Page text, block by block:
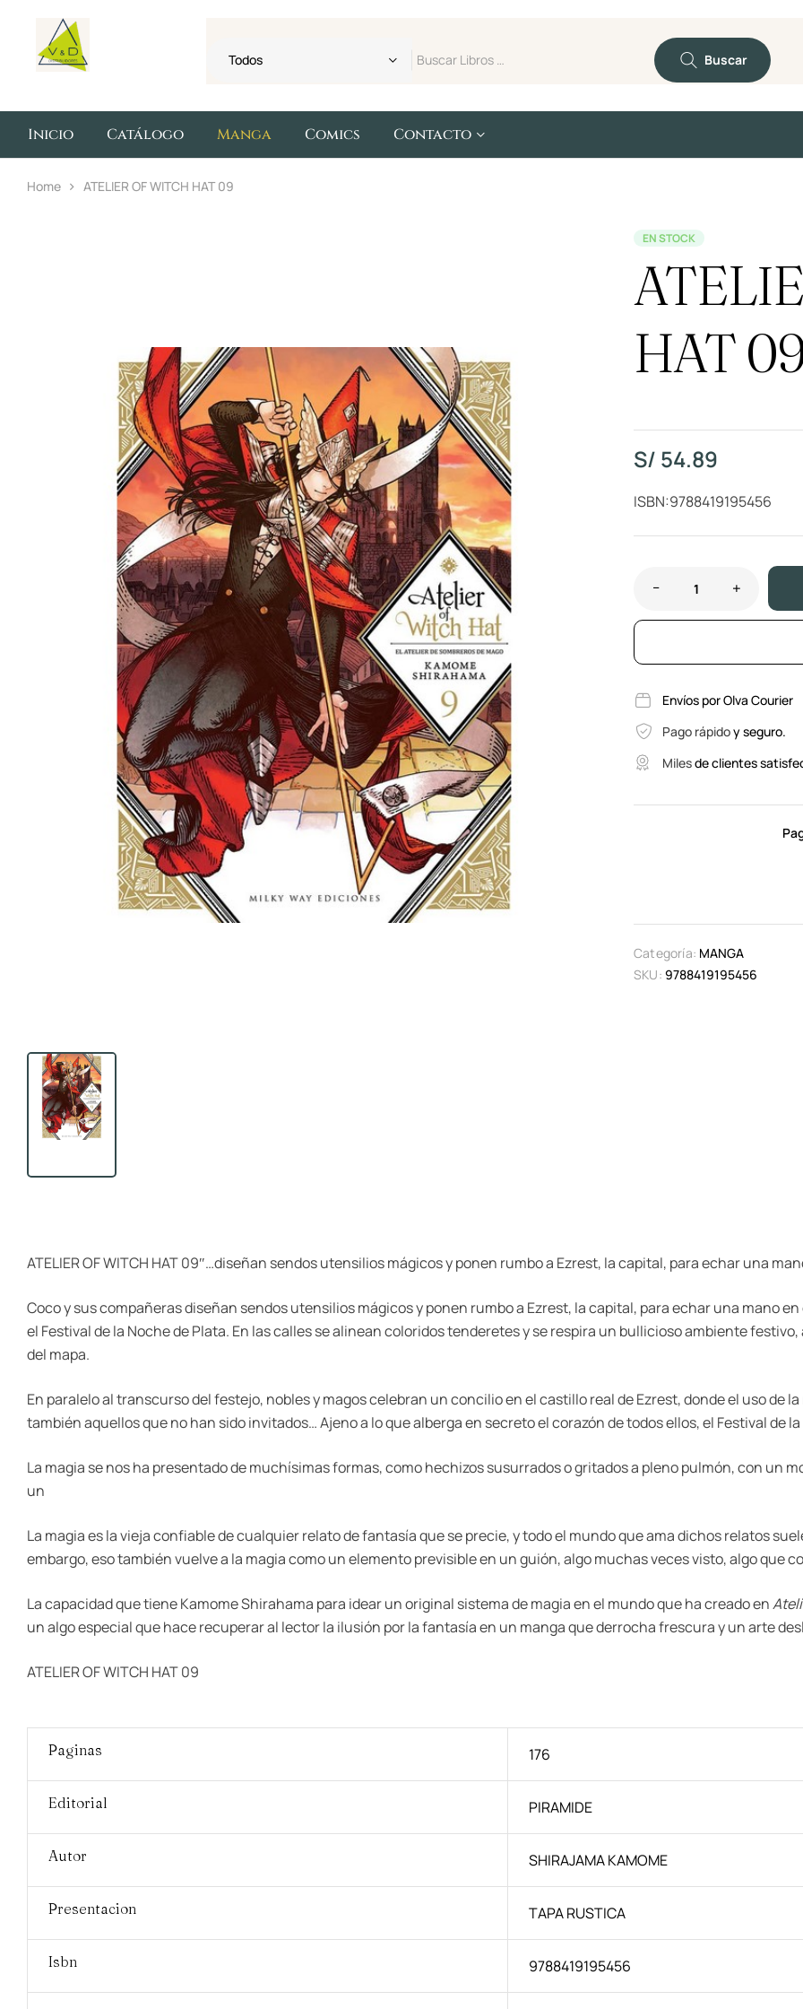
Buscar
Todos
Inicio Catálogo Manga Comics Contacto
Home ATELIER OF WITCH HAT 09
EN STOCK
HAT
S/ 54.89
ISBN:9788419195456
Envíos por Olva Courier
Pago rápidoy seguro.
Milesde clientes
Categoría: MANGA
SKU: 9788419195456
ATELIER OF WITCH HAT 09″…diseñan sendos utensilios mágicos y ponen rumbo a Ezrest, la capital, para echar una
Coco y sus compañeras diseñan sendos utensilios mágicos y ponen rumbo a Ezrest, la capital, para echar una mano
el Festival de la Noche de Plata. En las calles se alinean coloridos tenderetes y se respira un bullicioso ambiente
del mapa.
En paralelo al transcurso del festejo, nobles y magos celebran un concilio en el castillo real de Ezrest, donde el uso de
también aquellos que no han sido invitados… Ajeno a lo que alberga en secreto el corazón de todos ellos, el Festival de
La magia se nos ha presentado de muchísimas formas, como hechizos susurrados o gritados a pleno pulmón, con un
un
La magia es la vieja confiable de cualquier relato de fantasía que se precie, y todo el mundo que ama dichos relatos
embargo, eso también vuelve a la magia como un elemento previsible en un guión, algo muchas veces visto, algo que
La capacidad que tiene Kamome Shirahama para idear un original sistema de magia en el mundo que ha creado en
un algo especial que hace recuperar al lector la ilusión por la fantasía en un manga que derrocha frescura y un arte
ATELIER OF WITCH HAT 09
Paginas 176
Editorial PIRAMIDE
Autor SHIRAJAMA KAMOME
Presentacion TAPA RUSTICA
Isbn 9788419195456